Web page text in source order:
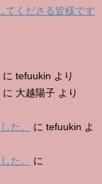
くださる皆様です
に tefuukin より
に 大越陽子 より
た。
に tefuukin よ
た。
に